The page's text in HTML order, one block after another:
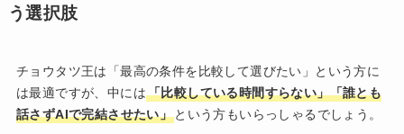
う選択肢
チョウタツ王は「最高の条件を比較して選びたい」という方に
は最適ですが、中には「比較している時間すらない」「誰とも
話さずAIで完結させたい」 という方もいらっしゃるでしょう。